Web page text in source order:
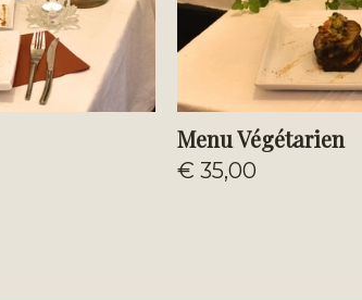
Menu Végétarien
€ 35,00